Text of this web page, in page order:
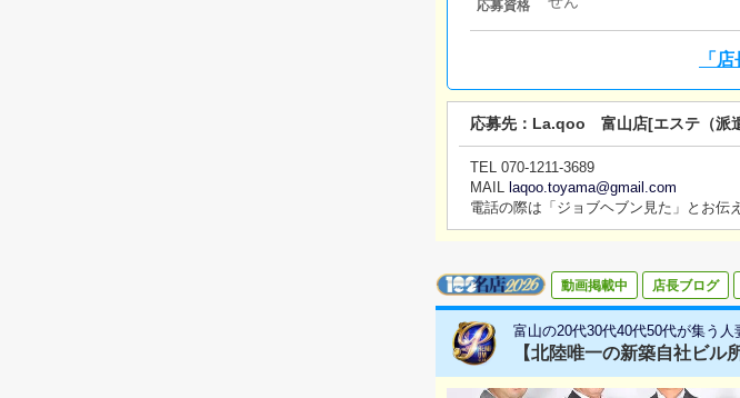
応募資格
「
応募先： La.qoo 富山店[エステ（派
TEL 070-1211-3689
MAIL laqoo.toyama@gmail.com
電話の際は「ジョブヘブン見た」とお伝
動画掲載中 店長ブログ
富山の20代30代40代50代が集う人
【北陸唯一の新築自社ビ